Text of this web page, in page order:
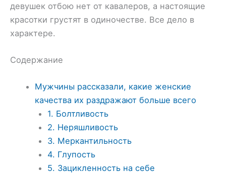
девушек отбою нет от кавалеров, а настоящие
красотки грустят в одиночестве. Все дело в
характере.
Содержание
Мужчины рассказали, какие женские
качества их раздражают больше всего
1. Болтливость
2. Неряшливость
3. Меркантильность
4. Глупость
5. Зацикленность на себе